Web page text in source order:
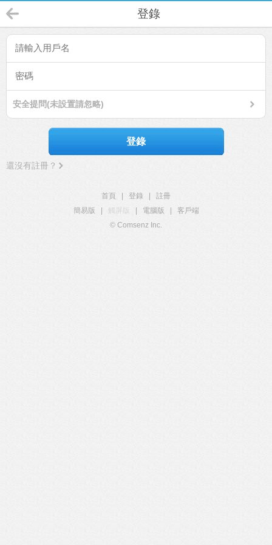
登錄
安全提問(未設置請忽略)
登錄
還沒有註冊？
首頁 登錄
註冊
簡易版
觸屏版 電腦版
客戶端
© Comsenz Inc.